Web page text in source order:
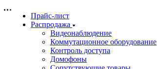
Прайс-лист
Распродажа
Видеонаблюдение
Коммутационное оборудование
Контроль доступа
Домофоны